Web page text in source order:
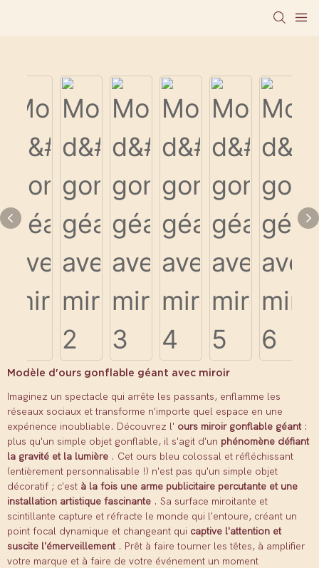
Modèle d'ours gonflable géant avec miroir
Imaginez un spectacle qui arrête les passants, enflamme les
réseaux sociaux et transforme n'importe quel espace en une
expérience inoubliable. Découvrez l' ours miroir gonflable géant:
plus qu'un simple objet gonflable, il s'agit d'un phénomène défiant
la gravité et la lumière . Cet ours bleu colossal et réfléchissant
(entièrement personnalisable !) n'est pas qu'un simple objet
décoratif ; c'est à la fois une arme publicitaire percutante et une
installation artistique fascinante . Sa surface miroitante et
scintillante capture et réfracte le monde qui l'entoure, créant un
point focal dynamique et changeant qui captive l'attention et
suscite l'émerveillement. Prêt à faire tourner les têtes, à amplifier
votre marque et à faire de votre événement un moment